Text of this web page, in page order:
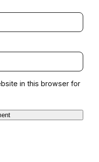
in this browser for